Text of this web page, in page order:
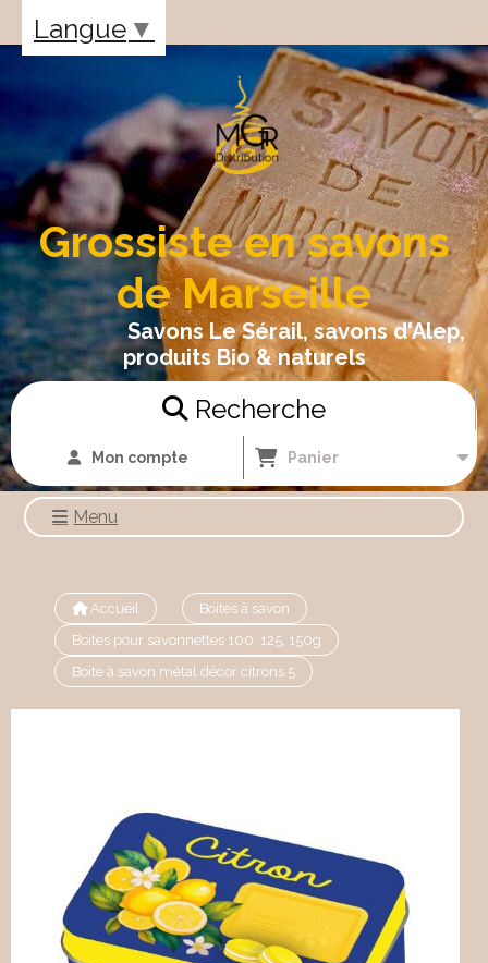
Grossiste en savons
de Marseille
Savons Le Sérail, savons d'Alep,
produits Bio & naturels
Recherche
Mon compte Panier
Menu
Accueil
Boites à savon
Boites pour savonnettes 100, 125, 150g
Boite à savon métal décor citrons 5
Langue ▼